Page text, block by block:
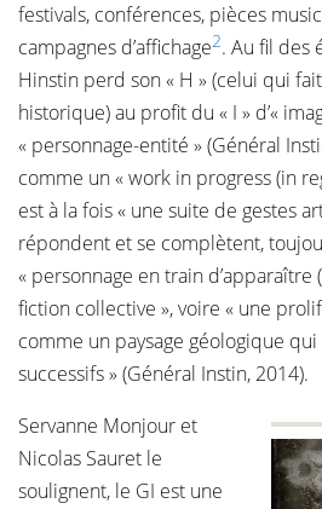
festivals, conférences, pièces
campagnes d’affichage2. Au fil des
Hinstin perd son « H » (celui qui
historique) au profit du « I » d’«
« personnage-entité » (Général
comme un « work in progress (in
est à la fois « une suite de gestes
répondent et se complètent,
« personnage en train d’apparaître
fiction collective », voire « une
comme un paysage géologique
successifs » (Général Instin, 2014).
Servanne Monjour et
Nicolas Sauret le
soulignent, le GI est une